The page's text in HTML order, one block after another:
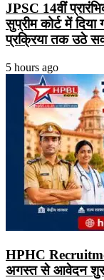
JPSC 14वीं
सुप्रीम कोर्ट में
प्रक्रिया तक उठे
5 hours ago
HPHC
अगस्त से आवेदन